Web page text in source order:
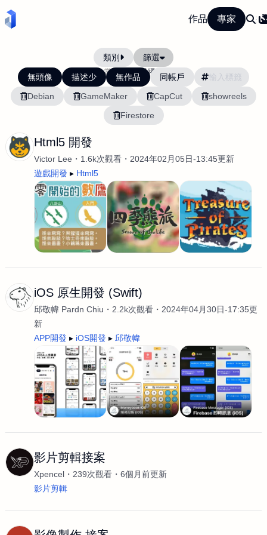
作品 專家
類別 篩選
當前排序: 活躍度
無頭像 描述少 無作品
同帳戶
Debian
GameMaker CapCut
showreels
Firestore
Html5 開發
Victor Lee 1.6k次觀看
2024年02月05日-13:45更新
遊戲開發
Html5
iOS 原生開發 (Swift)
邱敬幃 Pardn Chiu 2.2k次觀看
2024年04月30日-17:35更
新
APP開發
iOS開發 邱敬幃
影片剪輯接案
Xpencel 239次觀看
6個月前更新
影片剪輯